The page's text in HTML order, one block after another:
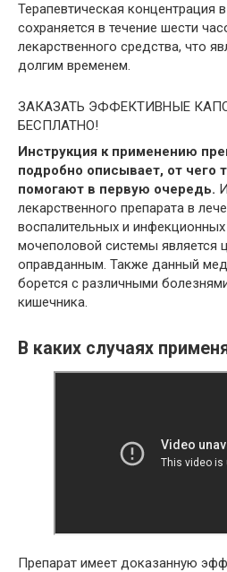
Терапевтическая концентрация
сохраняется в течение шести
лекарственного средства, что
долгим временем.
ЗАКАЗАТЬ ЭФФЕКТИВНЫЕ
БЕСПЛАТНО!
Инструкция к применению
подробно описывает, от чего
помогают в первую очередь.
лекарственного препарата в
воспалительных и
мочеполовой системы является
оправданным. Также данный
борется с различными
кишечника.
В каких случаях
Препарат имеет доказанную